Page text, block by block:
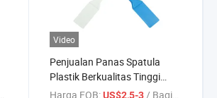
Video
Penjualan Panas Spatula
Plastik Berkualitas Tinggi
Multi Warna untuk Tinta
Harga FOB: US$2,5-3/ Bagian